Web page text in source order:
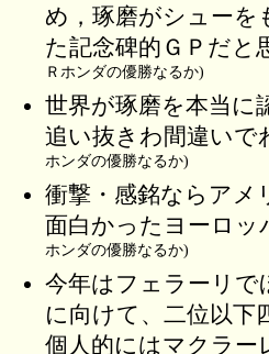
め，琢磨がシュー
た記念碑的ＧＰだと
Ｒホンダの優勝なるか)
世界が琢磨を本当に
追い抜きわ間違いで
ホンダの優勝なるか)
衝撃・感銘ならアメ
面白かったヨーロ
ホンダの優勝なるか)
今年はフェラーリで
に向けて、二位以下
個人的にはマクラ